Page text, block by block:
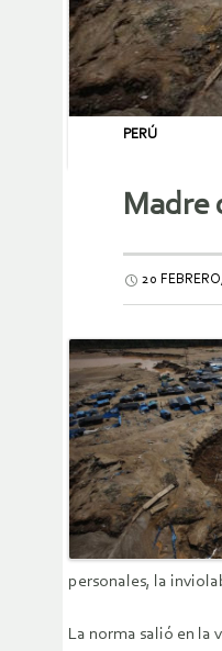
PERÚ
Madre
20
personales, la
La norma salió en la